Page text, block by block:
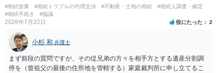
様の意に反する遺産分割協議を行う実益が誰にあったかの立証が困難
であること からすると、実際に遺産分割協議の効力が否定される可能
性はそれほど高くない（立証のハードルは非常に高い）ということが
言えると思います。
#相続放棄 #相続トラブルの代理交渉 #不動産・土地の相続
#相続人調査・確定
#相続手続き
#協議
2026年7月22日 役にたった 2
小杉 和 弁護士
まず前段の質問ですが、その従兄弟の方々を相手方とする遺産分割調
停を（曾祖父の最後の住所地を管轄する）家庭裁判所に申し立てるこ